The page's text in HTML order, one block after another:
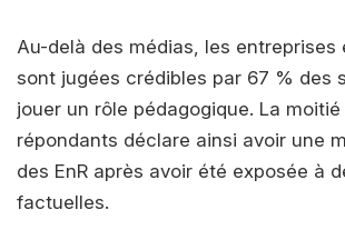
Au-delà des médias, les entreprises
sont jugées crédibles par 67 % des
jouer un rôle pédagogique. La moitié
répondants déclare ainsi avoir une
des EnR après avoir été exposée à
factuelles.